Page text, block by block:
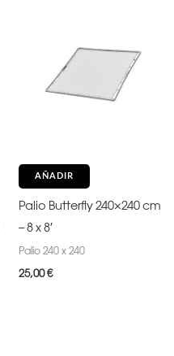
AÑADIR
Palio Butterfly 240×240 cm
– 8 x 8′
Palio 240 x 240
25,00€